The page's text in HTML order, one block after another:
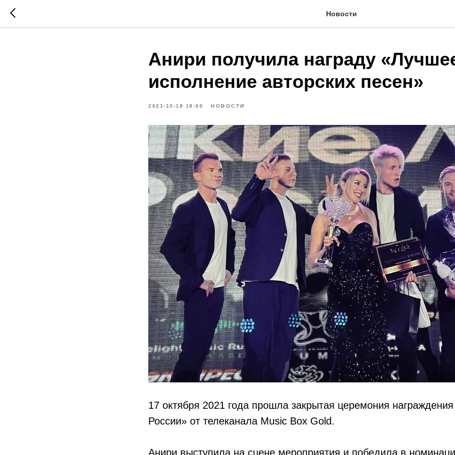
Новости
Анири получила награду
исполнение авторских песен»
2021-10-18 18:00 НОВОСТИ
17 октября 2021 года прошла закрытая церемония
России» от телеканала Music Box Gold.
Анири выступила на сцене мероприятия и победила в